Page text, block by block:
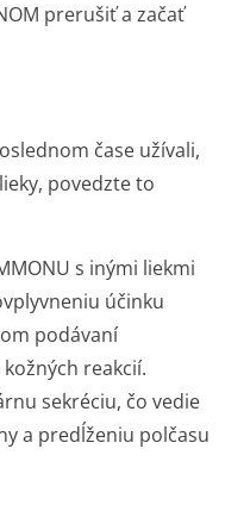
prerušiť a začať
čase užívali,
povedzte to
s inými liekmi
účinku
podávaní
reakcií.
sekréciu, čo vedie
a predĺženiu polčasu